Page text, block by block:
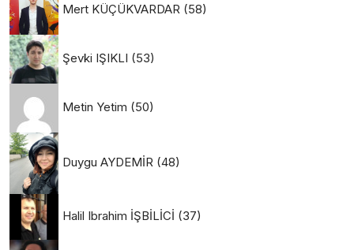
Mert KÜÇÜKVARDAR (58)
Şevki IŞIKLI (53)
Metin Yetim (50)
Duygu AYDEMİR (48)
Halil Ibrahim İŞBİLİCİ (37)